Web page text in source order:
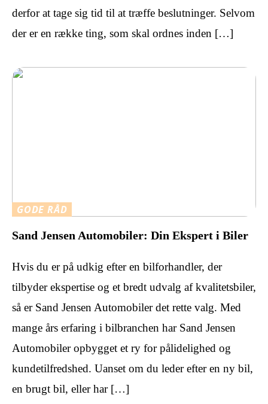
derfor at tage sig tid til at træffe beslutninger. Selvom
der er en række ting, som skal ordnes inden […]
GODE RÅD
Sand Jensen Automobiler: Din Ekspert i Biler
Hvis du er på udkig efter en bilforhandler, der
tilbyder ekspertise og et bredt udvalg af kvalitetsbiler,
så er Sand Jensen Automobiler det rette valg. Med
mange års erfaring i bilbranchen har Sand Jensen
Automobiler opbygget et ry for pålidelighed og
kundetilfredshed. Uanset om du leder efter en ny bil,
en brugt bil, eller har […]